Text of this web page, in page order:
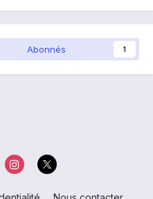
Abonnés 1